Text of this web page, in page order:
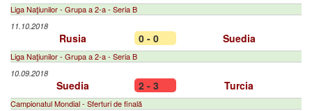
Liga Naţiunilor - Grupa a 2-a - Seria B
11.10.2018
Rusia 0 - 0 Suedia
Liga Naţiunilor - Grupa a 2-a - Seria B
10.09.2018
Suedia 2 - 3 Turcia
Campionatul Mondial - Sferturi de finală